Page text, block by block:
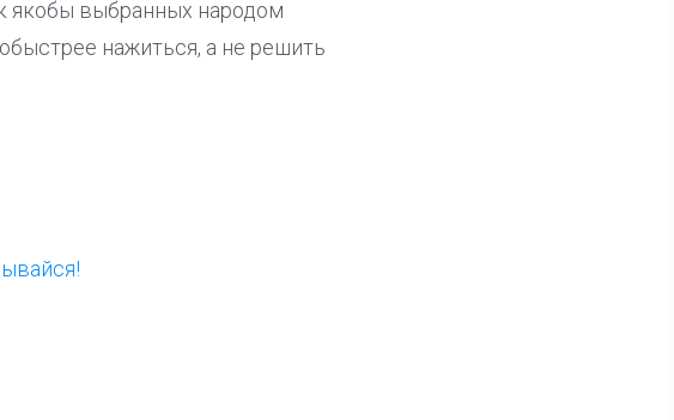
якобы выбранных народом
нажиться, а не решить